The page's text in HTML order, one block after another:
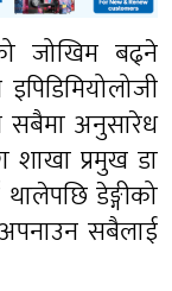
जोखिम बढ्ने
सबैमा अनुसारेध
शाखा प्रमुख डा
डेङ्गीको
सबैलाई